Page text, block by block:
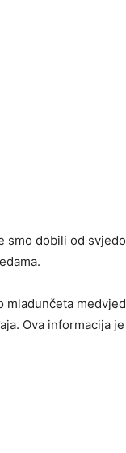
smo dobili od
mladunčeta
Ova informacija